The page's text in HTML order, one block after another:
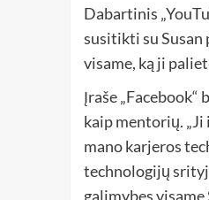
Dabartinis
susitikti su Susan
visame, ką ji
Įraše
kaip mentorių.
mano karjeros
technologijų
galimybes